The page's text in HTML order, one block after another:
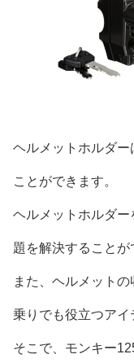
ヘルメットホルダ
ことができます。
ヘルメットホルダ
題を解決することが
また、ヘルメット
乗りでも役立つアイ
そこで、モンキー